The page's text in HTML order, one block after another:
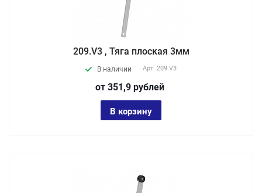
209.V3 , Тяга плоская 3мм
В наличии Арт. 209.V3
от 351,9 рублей
В корзину